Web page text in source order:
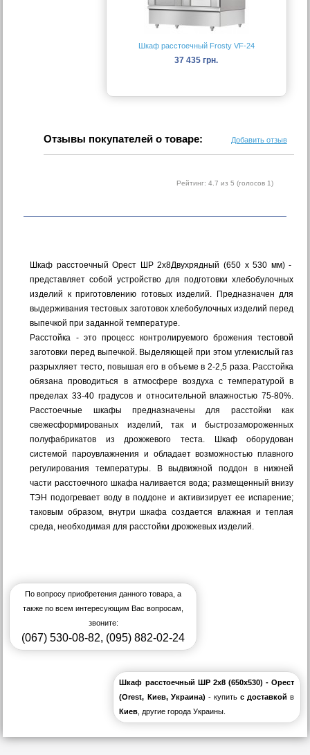
Шкаф расстоечный Frosty VF-24
37 435 грн.
Отзывы покупателей о товаре: Добавить отзыв
Рейтинг: 4.7 из 5 (голосов 1)
Шкаф расcтоечный Орест ШР 2х8Двухрядный (650 х 530 мм) -
представляет собой устройство для подготовки хлебобулочных
изделий к приготовлению готовых изделий. Предназначен для
выдерживания тестовых заготовок хлебобулочных изделий перед
выпечкой при заданной температуре.
Расстойка - это процесс контролируемого брожения тестовой
заготовки перед выпечкой. Выделяющей при этом углекислый газ
разрыхляет тесто, повышая его в объеме в 2-2,5 раза. Расстойка
обязана проводиться в атмосфере воздуха с температурой в
пределах 33-40 градусов и относительной влажностью 75-80%.
Расстоечные шкафы предназначены для расстойки как
свежесформированых изделий, так и быстрозамороженных
полуфабрикатов из дрожжевого теста. Шкаф оборудован
системой пароувлажнения и обладает возможностью плавного
регулирования температуры. В выдвижной поддон в нижней
части расстоечного шкафа наливается вода; размещенный внизу
ТЭН подогревает воду в поддоне и активизирует ее испарение;
таковым образом, внутри шкафа создается влажная и теплая
среда, необходимая для расстойки дрожжевых изделий.
По вопросу приобретения данного товара, а
также по всем интересующим Вас вопросам,
звоните:
(067) 530-08-82, (095) 882-02-24
Шкаф расстоечный ШР 2х8 (650x530) - Орест
(Orest, Киев, Украина) - купитьс доставкой в
Киев , другие города Украины.